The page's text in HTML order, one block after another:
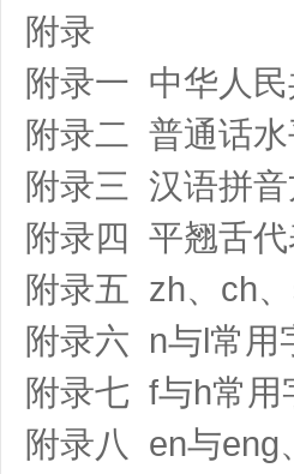
附录
附录一 中华人
附录二 普通话
附录三 汉语拼音
附录四 平翘舌
附录五 zh、ch
附录六 n与l常用
附录七 f与h常用
附录八 en与enɡ